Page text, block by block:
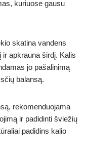
kuriuose gausu
skatina vandens
apkrauna širdį. Kalis
jo pašalinimą
balansą.
rekomenduojama
ir padidinti šviežių
padidins kalio